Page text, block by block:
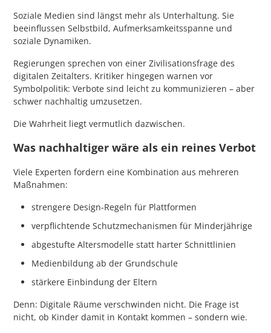
Soziale Medien sind längst mehr als Unterhaltung. Sie
beeinflussen Selbstbild, Aufmerksamkeitsspanne und
soziale Dynamiken.
Regierungen sprechen von einer Zivilisationsfrage des
digitalen Zeitalters. Kritiker hingegen warnen vor
Symbolpolitik: Verbote sind leicht zu kommunizieren – aber
schwer nachhaltig umzusetzen.
Die Wahrheit liegt vermutlich dazwischen.
Was nachhaltiger wäre als ein reines Verbot
Viele Experten fordern eine Kombination aus mehreren
Maßnahmen:
strengere Design-Regeln für Plattformen
verpflichtende Schutzmechanismen für Minderjährige
abgestufte Altersmodelle statt harter Schnittlinien
Medienbildung ab der Grundschule
stärkere Einbindung der Eltern
Denn: Digitale Räume verschwinden nicht. Die Frage ist
nicht, ob Kinder damit in Kontakt kommen – sondern wie.